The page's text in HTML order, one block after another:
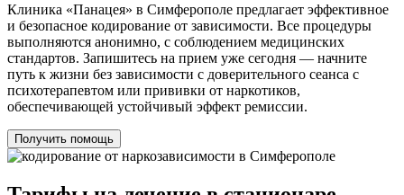
Клиника «Панацея» в Симферополе предлагает эффективное
и безопасное кодирование от зависимости. Все процедуры
выполняются анонимно, с соблюдением медицинских
стандартов. Запишитесь на прием уже сегодня — начните
путь к жизни без зависимости с доверительного сеанса с
психотерапевтом или прививки от наркотиков,
обеспечивающей устойчивый эффект ремиссии.
Получить помощь